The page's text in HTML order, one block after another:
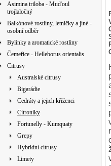
Asimina triloba - Muďoul
trojlaločný
Balkónové rostliny, letničky a jiné -
osobní odběr
Bylinky a aromatické rostliny
Čemeřice - Helleborus orientalis
Citrusy
Australské citrusy
Bigarádie
Cedráty a jejich kříženci
Citroníky
Fortunelly - Kumquaty
Grepy
Hybridní citrusy
Limety